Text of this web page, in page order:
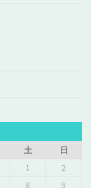
土
日
1
2
8
9